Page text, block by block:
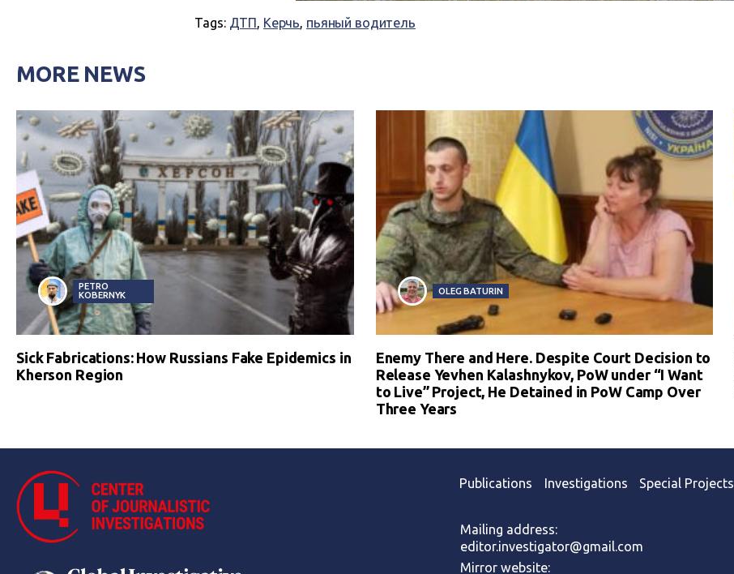
Tags: ДТП, Керчь, пьяный водитель
MORE NEWS
PETRO
KOBERNYK
Sick Fabrications: How Russians Fake Epidemics in
Kherson Region
OLEG BATURIN
Enemy There and Here. Despite Court Decision to
Release Yevhen Kalashnykov, PoW under “I Want
to Live” Project, He Detained in PoW Camp Over
Three Years
Publications Investigations Special Projects
Mailing address:
editor.investigator@gmail.com
Mirror website: